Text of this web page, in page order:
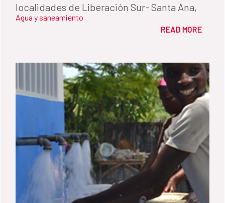
localidades de Liberación Sur- Santa Ana,
Choremí, Jhugua Rey, General Aquino, San
Peguajho y Jorge Urundey.
Agua y saneamiento
READ MORE